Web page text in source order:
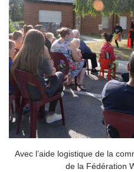
Avec l’aide logistique de la
de la Fédération